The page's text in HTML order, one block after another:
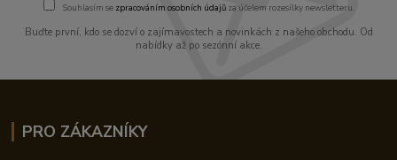
Souhlasím se zpracováním osobních údajůza účelem rozesílky newsletteru.
Buďte první, kdo se dozví o zajímavostech a novinkách z našeho obchodu. Od
nabídky až po sezónní akce.
PRO ZÁKAZNÍKY